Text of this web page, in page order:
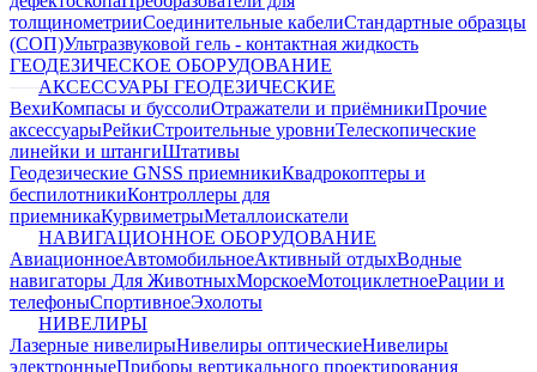
толщинометрииСоединительные кабелиСтандартные образцы
(СОП)Ультразвуковой гель - контактная жидкость
ГЕОДЕЗИЧЕСКОЕ ОБОРУДОВАНИЕ
АКСЕССУАРЫ ГЕОДЕЗИЧЕСКИЕ
ВехиКомпасы и буссолиОтражатели и приёмникиПрочие
аксессуарыРейкиСтроительные уровниТелескопические
линейки и штангиШтативы
Геодезические GNSS приемникиКвадрокоптеры и
беспилотникиКонтроллеры для
приемникаКурвиметрыМеталлоискатели
НАВИГАЦИОННОЕ ОБОРУДОВАНИЕ
АвиационноеАвтомобильноеАктивный отдыхВодные
навигаторы Для ЖивотныхМорскоеМотоциклетноеРации и
телефоныСпортивноеЭхолоты
НИВЕЛИРЫ
Лазерные нивелирыНивелиры оптическиеНивелиры
электронныеПриборы вертикального проектирования